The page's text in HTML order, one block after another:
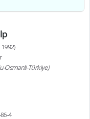
Osmanlı-Türkiye)
4